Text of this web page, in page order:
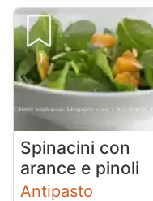
Spinacini con
arance e pinoli
Antipasto